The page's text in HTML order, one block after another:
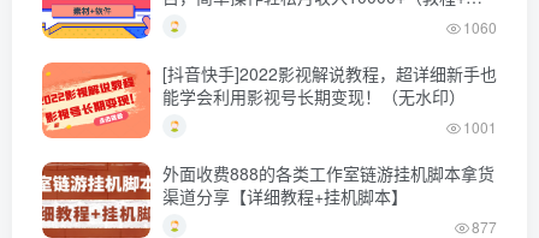
材+软件）
1060
[抖音快手]2022影视解说教程，超详细新手也
能学会利用影视号长期变现！（无水印）
1001
外面收费888的各类工作室链游挂机脚本拿货
渠道分享【详细教程+挂机脚本】
877